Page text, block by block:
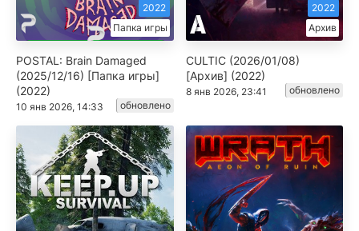
Папка игры
2022
POSTAL: Brain Damaged
(2025/12/16) [Папка игры]
(2022)
10 янв 2026, 14:33 обновлено
Архив
2022
CULTIC (2026/01/08)
[Архив] (2022)
8 янв 2026, 23:41 обновлено